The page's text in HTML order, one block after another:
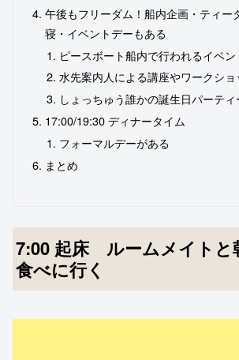
午後もフリーダム！船内企画・ティー
寝・イベントデーもある
ピースボート船内で行われるイベン
水先案内人による講座やワークショ
しょっちゅう誰かの誕生日パーティ
17:00/19:30 ディナータイム
フォーマルデーがある
まとめ
7:00 起床 ルームメイトと
食べに行く